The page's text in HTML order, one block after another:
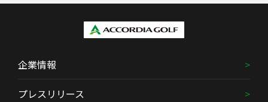
企業情報
プレスリリース